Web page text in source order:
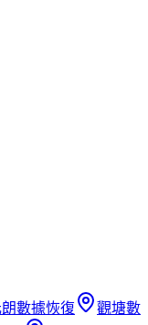
數據恢復 觀塘數